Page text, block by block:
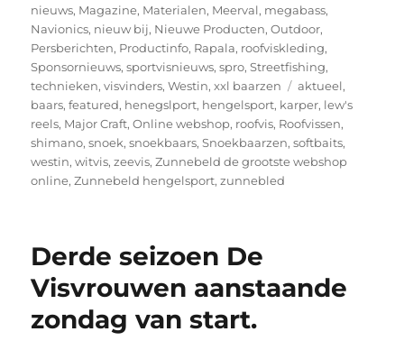
nieuws, Magazine, Materialen, Meerval, megabass,
Navionics, nieuw bij, Nieuwe Producten,Outdoor,
Persberichten, Productinfo, Rapala, roofviskleding,
Sponsornieuws,sportvisnieuws,spro,Streetfishing,
technieken,visvinders,Westin,xxl baarzen Tags
aktueel,
baars,featured, henegslport, hengelsport, karper, lew's
reels, Major Craft,Online webshop, roofvis, Roofvissen,
shimano,snoek,snoekbaars,Snoekbaarzen,softbaits,
westin,witvis,zeevis,Zunnebeld de grootste webshop
online,Zunnebeld hengelsport,zunnebled
Derde seizoen De
Visvrouwen aanstaande
zondag van start.